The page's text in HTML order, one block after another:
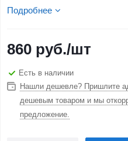
Подробнее
860 руб./шт
Есть в наличии
Нашли дешевле? Пришлите
дешевым товаром и мы
предложение.